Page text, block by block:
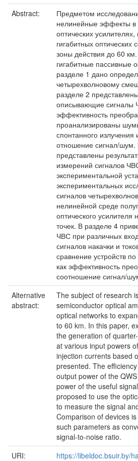
Abstract:
Предметом
нелинейные эффекты в
оптических
гигабитных
зоны действия до 60
гигабитные пассивные
разделе 1 дано
четырехволновому
разделе 2
описывающие сигналы
эффективность
проанализированы
спонтанного излучения
отношение сигнал/шум.
представлены
измерений сигналов
экспериментальной
экспериментальных
сигналов
нелинейной среде
оптического усилителя
точек. В разделе 4
ЧВС при различных
сигналов накачки и
сравнение устройств
как эффективность
соотношение сигнал/
Alternative
abstract:
The subject of research
semiconductor optical
optical networks to
to 60 km. In this paper,
the generation of
at various input powers
injection currents based
presented. The
output power of the
power of the useful
proposed to use the
to measure the signal
Comparison of devices
such parameters as
signal-to-noise ratio.
URI:
https://libeldoc.bsuir.by/